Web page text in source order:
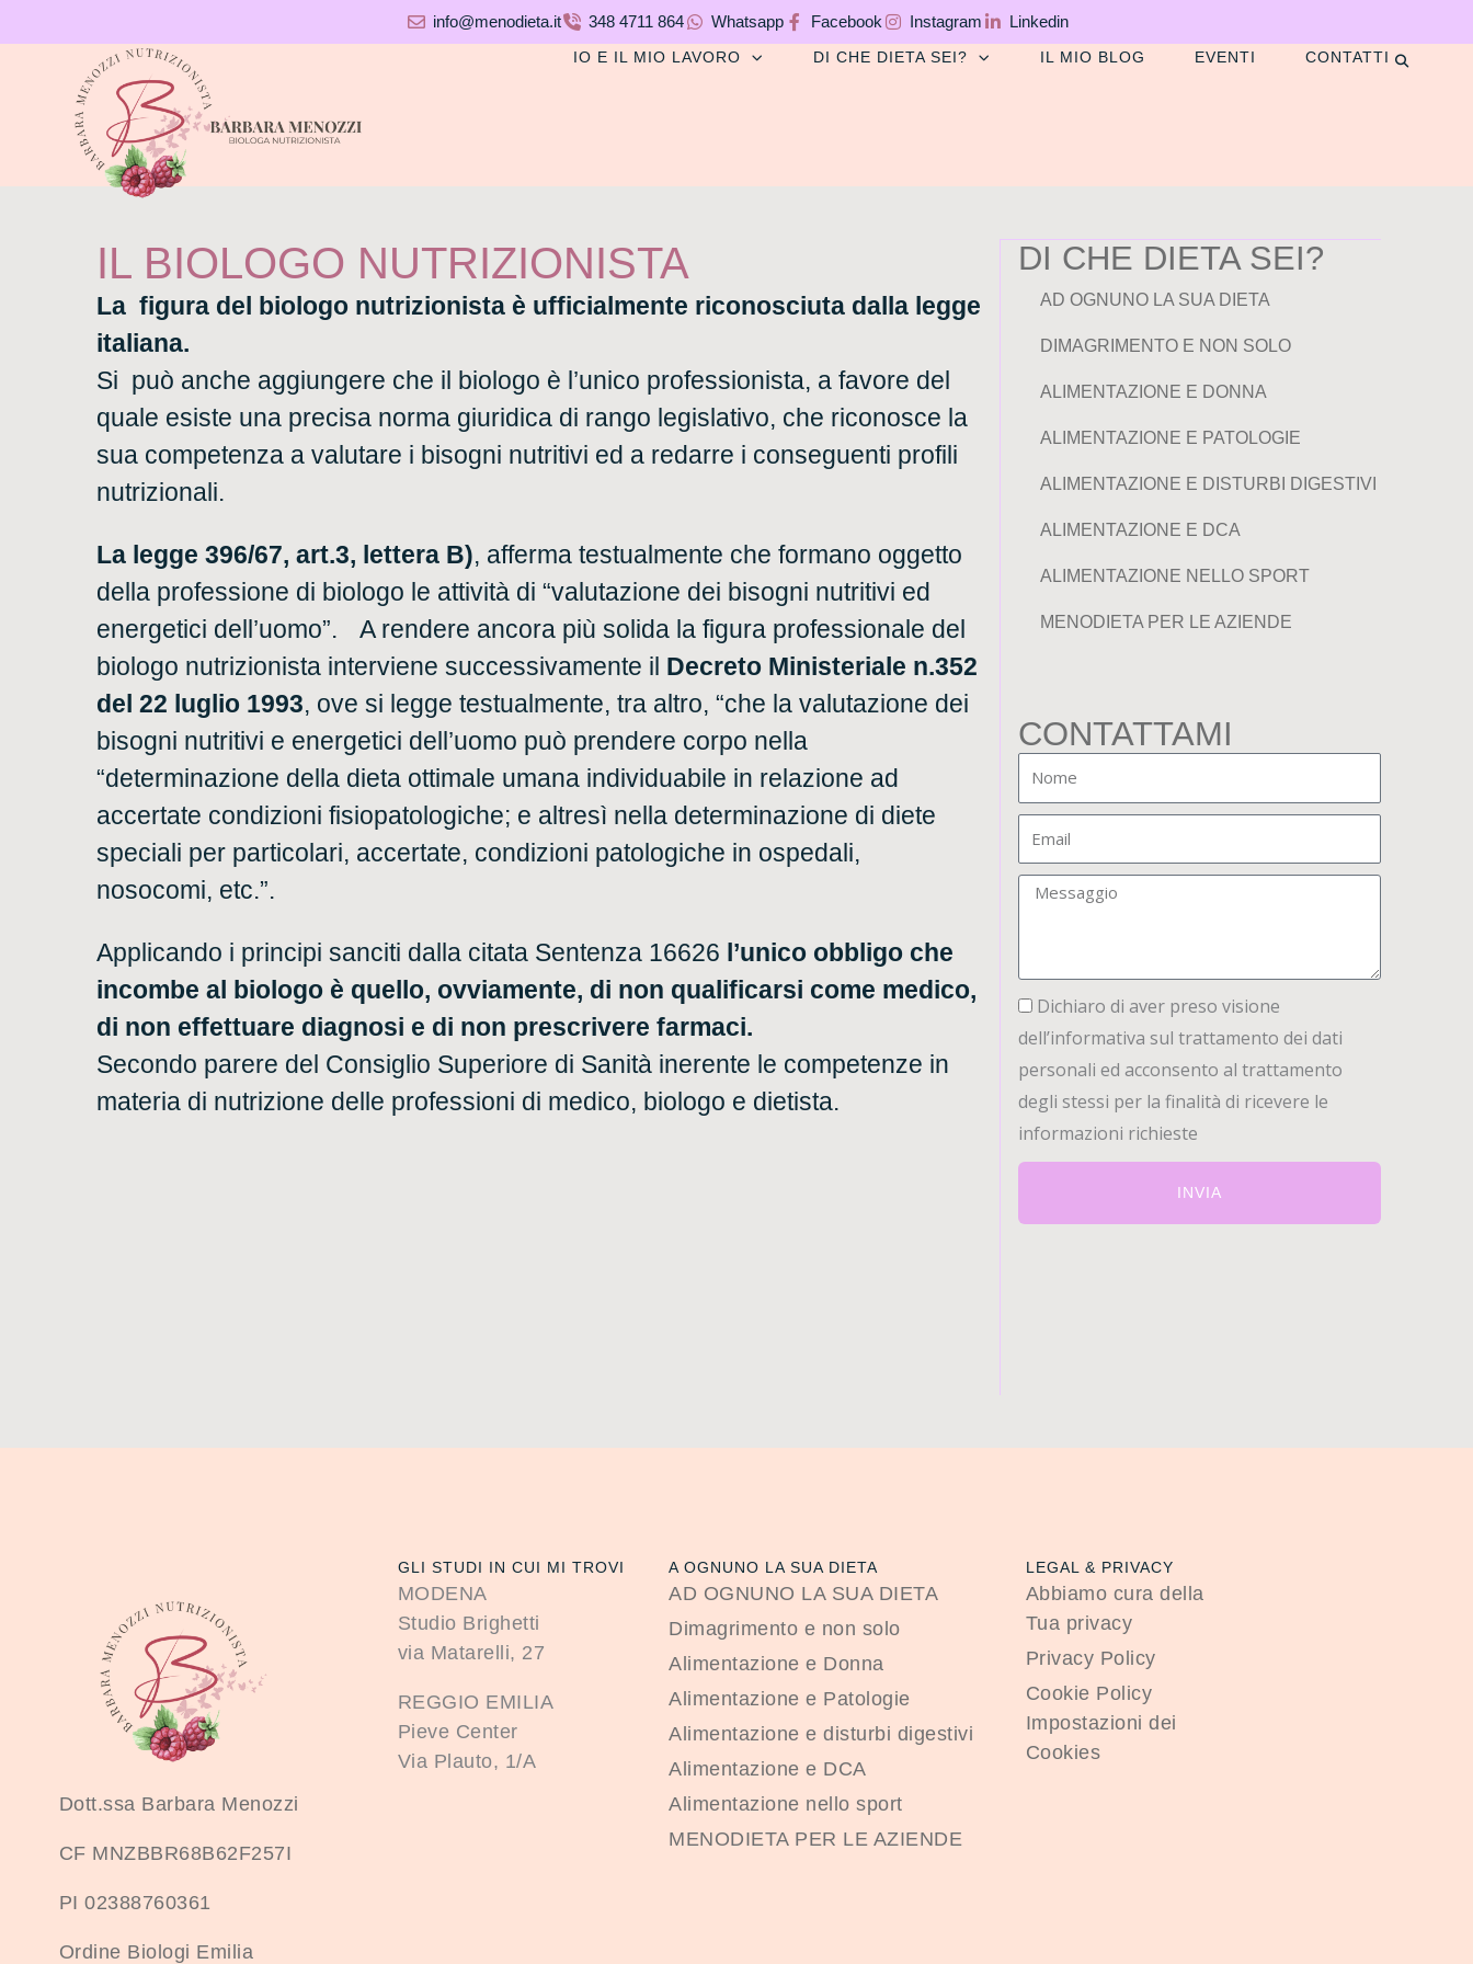
al
info@menodieta.it 348 4711 864 Whatsapp Facebook Instagram Linkedin
IO E IL MIO LAVORO DI CHE DIETA SEI? IL MIO BLOG EVENTI CONTATTI
IL BIOLOGO NUTRIZIONISTA
La figura del biologo nutrizionista è ufficialmente riconosciuta dalla legge
italiana.
Si può anche aggiungere che il biologo è l’unico professionista, a favore del
quale esiste una precisa norma giuridica di rango legislativo, che riconosce la
sua competenza a valutare i bisogni nutritivi ed a redarre i conseguenti profili
nutrizionali.
La legge 396/67, art.3, lettera B), afferma testualmente che formano oggetto
della professione di biologo le attività di “valutazione dei bisogni nutritivi ed
energetici dell’uomo”. A rendere ancora più solida la figura professionale del
biologo nutrizionista interviene successivamente il Decreto Ministeriale n.352
del 22 luglio 1993, ove si legge testualmente, tra altro, “che la valutazione dei
bisogni nutritivi e energetici dell’uomo può prendere corpo nella
“determinazione della dieta ottimale umana individuabile in relazione ad
accertate condizioni fisiopatologiche; e altresì nella determinazione di diete
speciali per particolari, accertate, condizioni patologiche in ospedali,
nosocomi, etc.”.
Applicando i principi sanciti dalla citata Sentenza 16626 l’unico obbligo che
incombe al biologo è quello, ovviamente, di non qualificarsi come medico,
di non effettuare diagnosi e di non prescrivere farmaci.
Secondo parere del Consiglio Superiore di Sanità inerente le competenze in
materia di nutrizione delle professioni di medico, biologo e dietista.
DI CHE DIETA SEI?
AD OGNUNO LA SUA DIETA
DIMAGRIMENTO E NON SOLO
ALIMENTAZIONE E DONNA
ALIMENTAZIONE E PATOLOGIE
ALIMENTAZIONE E DISTURBI DIGESTIVI
ALIMENTAZIONE E DCA
ALIMENTAZIONE NELLO SPORT
MENODIETA PER LE AZIENDE
CONTATTAMI
Nome
Email
Messaggio
privacy1
Dichiaro di aver preso visione
dell’informativa sul trattamento dei dati
personali ed acconsento al trattamento
degli stessi per la finalità di ricevere le
informazioni richieste
INVIA
Dott.ssa Barbara Menozzi
CF MNZBBR68B62F257I
PI 02388760361
Ordine Biologi Emilia
GLI STUDI IN CUI MI TROVI
MODENA
Studio Brighetti
via Matarelli, 27
REGGIO EMILIA
Pieve Center
Via Plauto, 1/A
A OGNUNO LA SUA DIETA
AD OGNUNO LA SUA DIETA
Dimagrimento e non solo
Alimentazione e Donna
Alimentazione e Patologie
Alimentazione e disturbi digestivi
Alimentazione e DCA
Alimentazione nello sport
MENODIETA PER LE AZIENDE
LEGAL & PRIVACY
Abbiamo cura della
Tua privacy
Privacy Policy
Cookie Policy
Impostazioni dei
Cookies